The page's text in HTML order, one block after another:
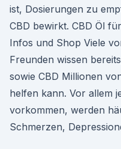
ist, Dosierungen zu
CBD bewirkt. CBD Öl
Infos und Shop Viele
Freunden wissen
sowie CBD Millionen
helfen kann. Vor allem
vorkommen, werden
Schmerzen,